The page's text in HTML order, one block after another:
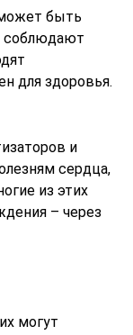
быть
соблюдают
для здоровья.
и
сердца,
из этих
– через
могут